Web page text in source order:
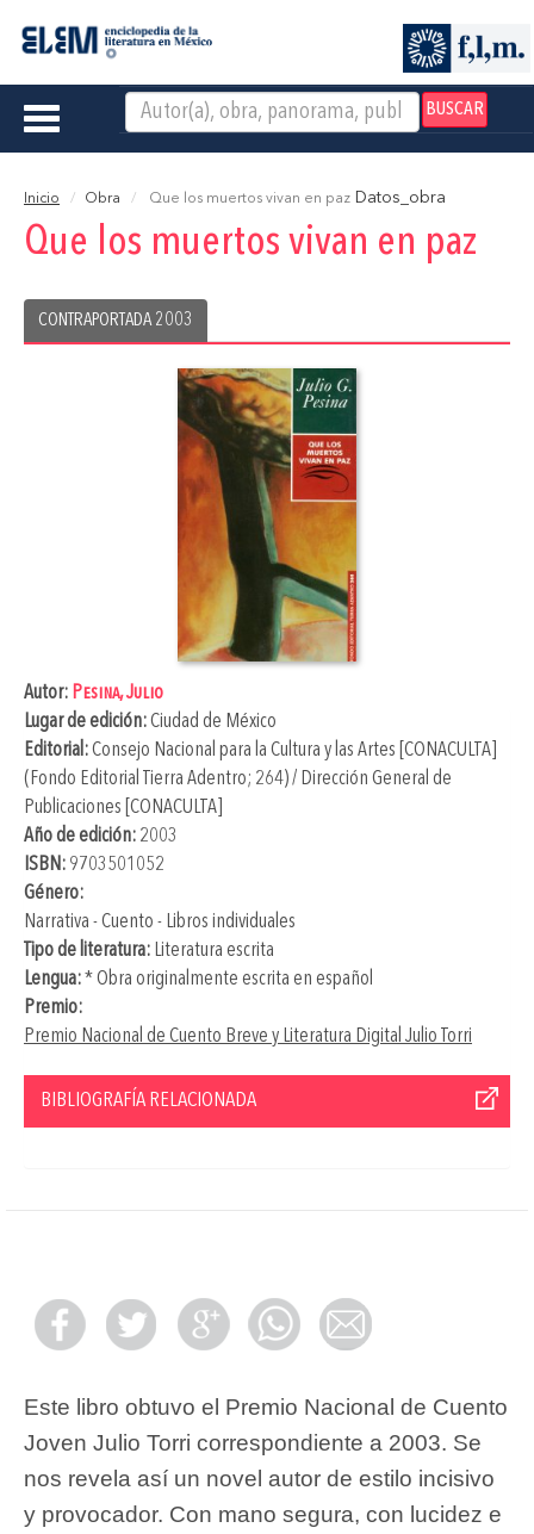
BUSCAR
Toggle
Inicio Obra Que los muertos vivan en paz Datos_obra
Que los muertos vivan en paz
CONTRAPORTADA 2003
Autor: Pesina, Julio
Lugar de edición:Ciudad de México
Editorial:Consejo Nacional para la Cultura y las Artes [CONACULTA]
(Fondo Editorial Tierra Adentro; 264) / Dirección General de
Publicaciones [CONACULTA]
Año de edición: 2003
ISBN: 9703501052
Género:
Narrativa - Cuento - Libros individuales
Tipo de literatura: Literatura escrita
Lengua:* Obra originalmente escrita en español
Premio:
Premio Nacional de Cuento Breve y Literatura Digital Julio Torri
BIBLIOGRAFÍA RELACIONADA
Este libro obtuvo el Premio Nacional de Cuento
Joven Julio Torri correspondiente a 2003. Se
nos revela así un novel autor de estilo incisivo
y provocador. Con mano segura, con lucidez e